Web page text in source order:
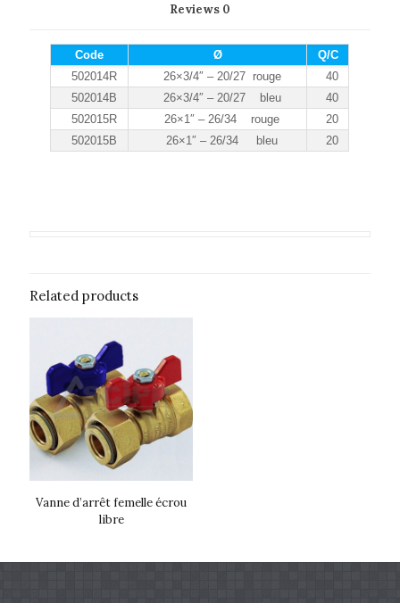
Reviews 0
Code Ø
Q/C
502014R
26×3/4″ – 20/27 rouge
40
502014B
26×3/4″ – 20/27 bleu
40
502015R
26×1″ – 26/34 rouge
20
502015B
26×1″ – 26/34 bleu 20
Related products
Vanne d’arrêt femelle écrou
libre